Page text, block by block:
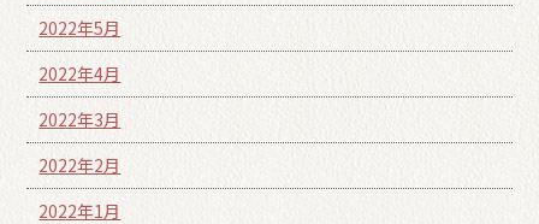
2022年5月
2022年4月
2022年3月
2022年2月
2022年1月